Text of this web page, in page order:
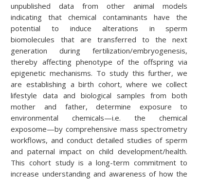
unpublished data from other animal models
indicating that chemical contaminants have the
potential to induce alterations in sperm
biomolecules that are transferred to the next
generation during fertilization/embryogenesis,
thereby affecting phenotype of the offspring via
epigenetic mechanisms. To study this further, we
are establishing a birth cohort, where we collect
lifestyle data and biological samples from both
mother and father, determine exposure to
environmental chemicals—i.e. the chemical
exposome—by comprehensive mass spectrometry
workflows, and conduct detailed studies of sperm
and paternal impact on child development/health.
This cohort study is a long-term commitment to
increase understanding and awareness of how the